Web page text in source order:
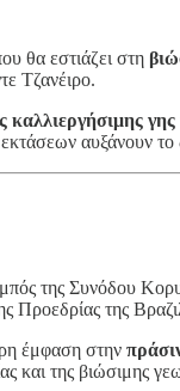
θα εστιάζει στη
Τζανέιρο.
καλλιεργήσιμης γης
αυξάνουν
της Συνόδου
Προεδρίας της
έμφαση στην
και της βιώσιμης